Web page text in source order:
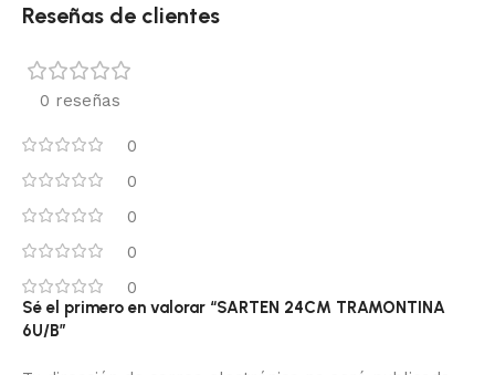
Reseñas de clientes
0 reseñas
0
0
0
0
0
Sé el primero en valorar “SARTEN 24CM TRAMONTINA
6U/B”